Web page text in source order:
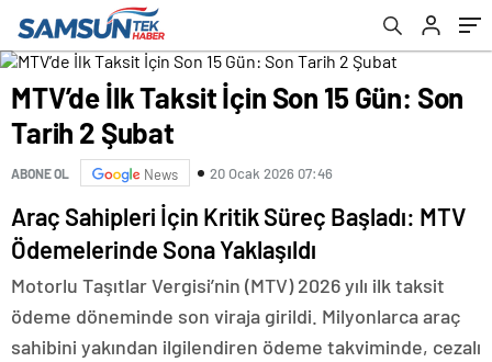
MTV’de İlk Taksit İçin Son 15 Gün: Son
Tarih 2 Şubat
ABONE OL News 20 Ocak 2026 07:46
Araç Sahipleri İçin Kritik Süreç Başladı: MTV
Ödemelerinde Sona Yaklaşıldı
Motorlu Taşıtlar Vergisi’nin (MTV) 2026 yılı ilk taksit
ödeme döneminde son viraja girildi. Milyonlarca araç
sahibini yakından ilgilendiren ödeme takviminde, cezalı